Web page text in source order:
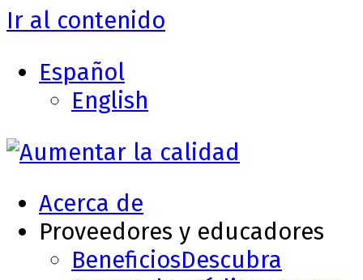
Ir al contenido
Español
English
Acerca de
Proveedores y educadores
BeneficiosDescubra